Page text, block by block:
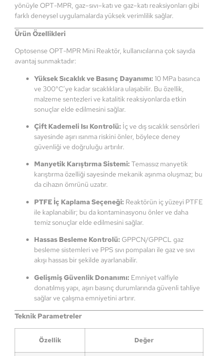
yönüyle OPT-MPR, gaz–sıvı–katı ve gaz–katı reaksiyonları gibi
farklı deneysel uygulamalarda yüksek verimlilik sağlar.
Ürün Özellikleri
Optosense OPT-MPR Mini Reaktör, kullanıcılarına çok sayıda
avantaj sunmaktadır:
Yüksek Sıcaklık ve Basınç Dayanımı: 10 MPa basınca
ve 300°C’ye kadar sıcaklıklara ulaşabilir. Bu özellik,
malzeme sentezleri ve katalitik reaksiyonlarda etkin
sonuçlar elde edilmesini sağlar.
Çift Kademeli Isı Kontrolü: İç ve dış sıcaklık sensörleri
sayesinde aşırı ısınma riskini önler, böylece deney
güvenliği ve doğruluğu artırılır.
Manyetik Karıştırma Sistemi: Temassız manyetik
karıştırma özelliği sayesinde mekanik aşınma oluşmaz; bu
da cihazın ömrünü uzatır.
PTFE İç Kaplama Seçeneği: Reaktörün iç yüzeyi PTFE
ile kaplanabilir; bu da kontaminasyonu önler ve daha
temiz sonuçlar elde edilmesini sağlar.
Hassas Besleme Kontrolü: GPPCN/GPPCL gaz
besleme sistemleri ve PPS sıvı pompaları ile gaz ve sıvı
akışı hassas bir şekilde ayarlanabilir.
Gelişmiş Güvenlik Donanımı: Emniyet valfiyle
donatılmış yapı, aşırı basınç durumlarında güvenli tahliye
sağlar ve çalışma emniyetini artırır.
Teknik Parametreler
Özellik Değer